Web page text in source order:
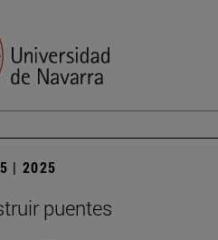
| 2025
puentes